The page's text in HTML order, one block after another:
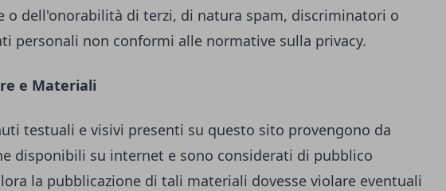
o dell'onorabilità di terzi, di natura spam, discriminatori o
personali non conformi alle normative sulla privacy.
e Materiali
testuali e visivi presenti su questo sito provengono da
disponibili su internet e sono considerati di pubblico
la pubblicazione di tali materiali dovesse violare eventuali